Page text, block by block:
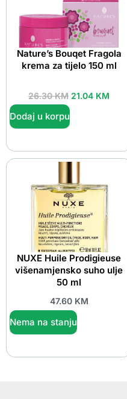
Nature’s Bouqet Fragola
krema za tijelo 150 ml
26.30KM 21.04 KM
Dodaj u korpu
NUXE Huile Prodigieuse
višenamjensko suho ulje
50 ml
47.60 KM
Nema na stanju